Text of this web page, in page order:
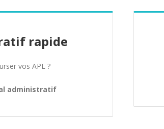
rapide
vos APL ?
administratif